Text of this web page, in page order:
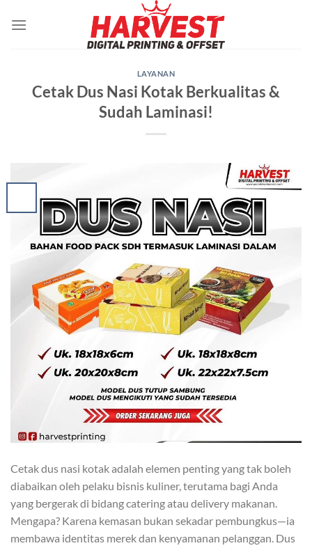
LAYANAN
Cetak Dus Nasi Kotak Berkualitas &
Sudah Laminasi!
Cetak dus nasi kotak adalah elemen penting yang tak boleh
diabaikan oleh pelaku bisnis kuliner, terutama bagi Anda
yang bergerak di bidang catering atau delivery makanan.
Mengapa? Karena kemasan bukan sekadar pembungkus—ia
membawa identitas merek dan kenyamanan pelanggan. Dus